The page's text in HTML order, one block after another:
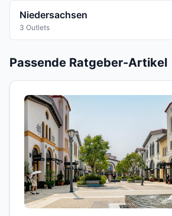
Niedersachsen
3 Outlets
Passende Ratgeber-Artikel